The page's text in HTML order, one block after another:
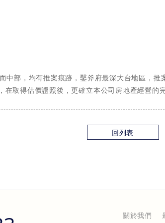
部，均有推案痕跡，鑿斧府最深大台地區，
取得估價證照後，更確立本公司房地產經營的
回列表
關於我們